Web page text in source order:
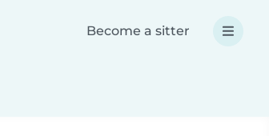
Become a sitter